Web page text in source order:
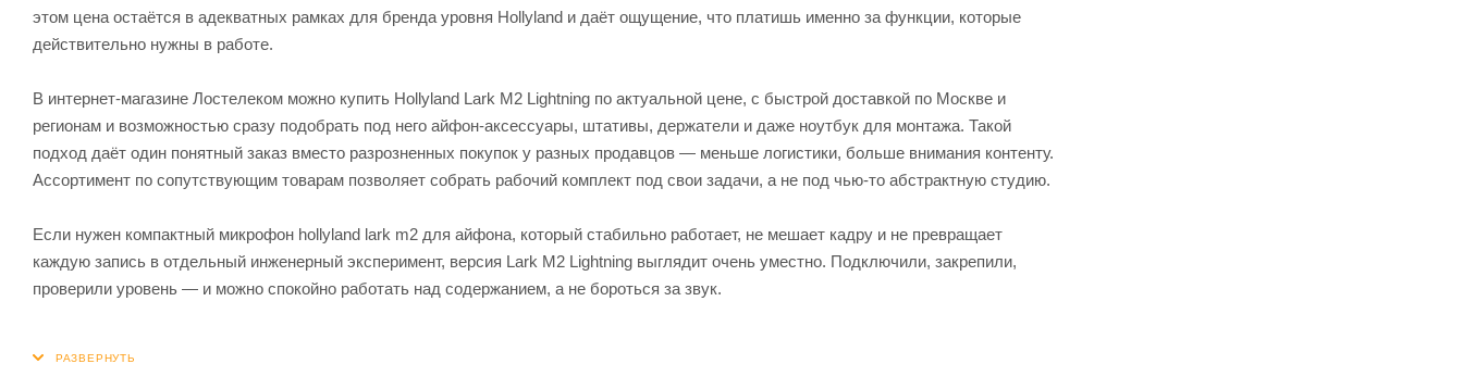
этом цена остаётся в адекватных рамках для бренда уровня Hollyland и даёт ощущение, что платишь именно за функции, которые
действительно нужны в работе.
В интернет-магазине Лостелеком можно купить Hollyland Lark M2 Lightning по актуальной цене, с быстрой доставкой по Москве и
регионам и возможностью сразу подобрать под него айфон-аксессуары, штативы, держатели и даже ноутбук для монтажа. Такой
подход даёт один понятный заказ вместо разрозненных покупок у разных продавцов — меньше логистики, больше внимания контенту.
Ассортимент по сопутствующим товарам позволяет собрать рабочий комплект под свои задачи, а не под чью-то абстрактную студию.
Если нужен компактный микрофон hollyland lark m2 для айфона, который стабильно работает, не мешает кадру и не превращает
каждую запись в отдельный инженерный эксперимент, версия Lark M2 Lightning выглядит очень уместно. Подключили, закрепили,
проверили уровень — и можно спокойно работать над содержанием, а не бороться за звук.